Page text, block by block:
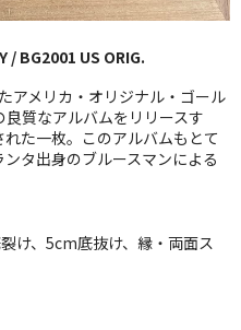
/ BG2001 US ORIG.
アメリカ・オリジナル・ゴール
質なアルバムをリリースす
た一枚。このアルバムもとて
タ出身のブルースマンによる
け、5cm底抜け、縁・両面ス